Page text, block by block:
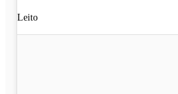
Leito